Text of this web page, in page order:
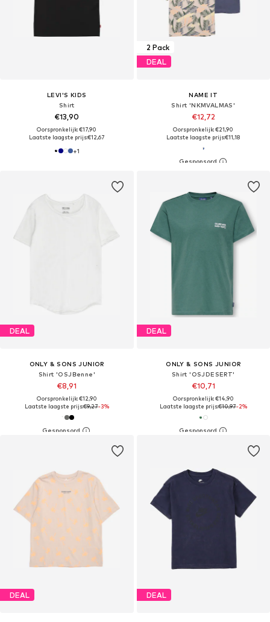
LEVI'S KIDS
Shirt
€13,90
Oorspronkelijk: €17,90
Laatste laagste prijs:€12,67
+1
2 Pack
DEAL
NAME IT
Shirt 'NKMVALMAS'
€12,72
Oorspronkelijk: €21,90
Laatste laagste prijs:€11,18
DEAL
ONLY & SONS JUNIOR
Shirt 'OSJBenne'
€8,91
Oorspronkelijk: €12,90
Laatste laagste prijs:€9,27-3%
DEAL
ONLY & SONS JUNIOR
Shirt 'OSJDESERT'
€10,71
Oorspronkelijk: €14,90
Laatste laagste prijs:€10,97-2%
DEAL DEAL